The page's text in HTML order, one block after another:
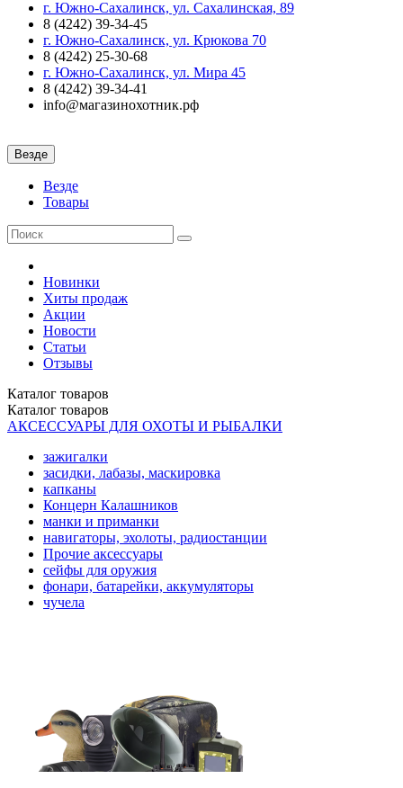
г. Южно-Сахалинск, ул. Сахалинская, 89
8 (4242) 39-34-45
г. Южно-Сахалинск, ул. Крюкова 70
8 (4242) 25-30-68
г. Южно-Сахалинск, ул. Мира 45
8 (4242) 39-34-41
info@магазинохотник.рф
Везде
Везде
Товары
Новинки
Хиты продаж
Акции
Новости
Статьи
Отзывы
Каталог товаров
Каталог товаров
АКСЕССУАРЫ ДЛЯ ОХОТЫ И РЫБАЛКИ
зажигалки
засидки, лабазы, маскировка
капканы
Концерн Калашников
манки и приманки
навигаторы, эхолоты, радиостанции
Прочие аксессуары
сейфы для оружия
фонари, батарейки, аккумуляторы
чучела